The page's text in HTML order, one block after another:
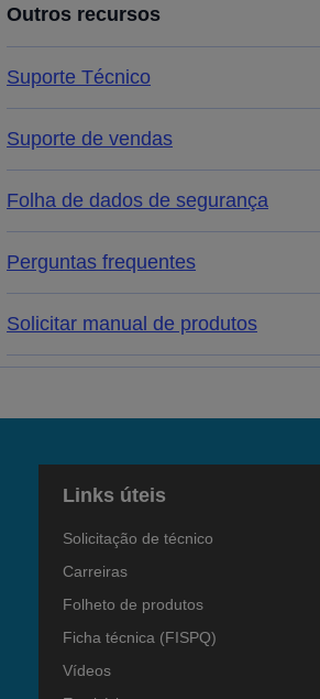
Outros recursos
Suporte Técnico
Suporte de vendas
Folha de dados de segurança
Perguntas frequentes
Solicitar manual de produtos
Links úteis
Solicitação de técnico
Carreiras
Folheto de produtos
Ficha técnica (FISPQ)
Vídeos